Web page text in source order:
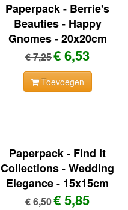
Paperpack - Berrie's
Beauties - Happy
Gnomes - 20x20cm
€ 7,25€ 6,53
Toevoegen
Paperpack - Find It
Collections - Wedding
Elegance - 15x15cm
€ 6,50€ 5,85